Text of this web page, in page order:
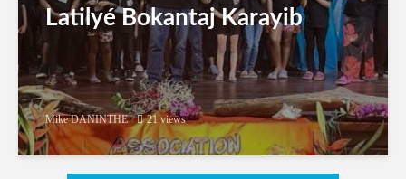
Latilyé Bokantaj Karayib
Mike DANINTHE 21 views